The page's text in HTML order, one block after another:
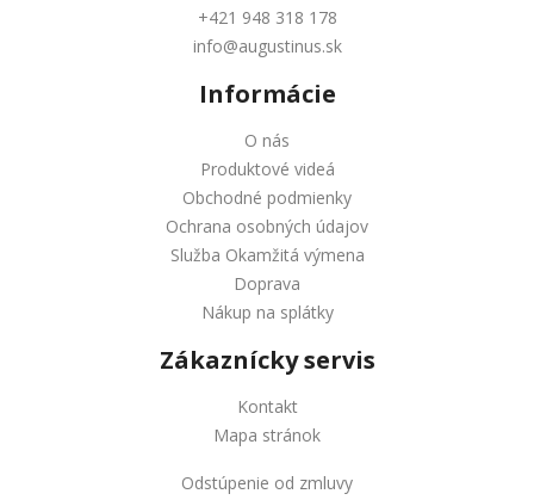
+421 948 318 178
info@augustinus.sk
Informácie
O nás
Produktové videá
Obchodné podmienky
Ochrana osobných údajov
Služba Okamžitá výmena
Doprava
Nákup na splátky
Zákaznícky servis
Kontakt
Mapa stránok
Odstúpenie od zmluvy